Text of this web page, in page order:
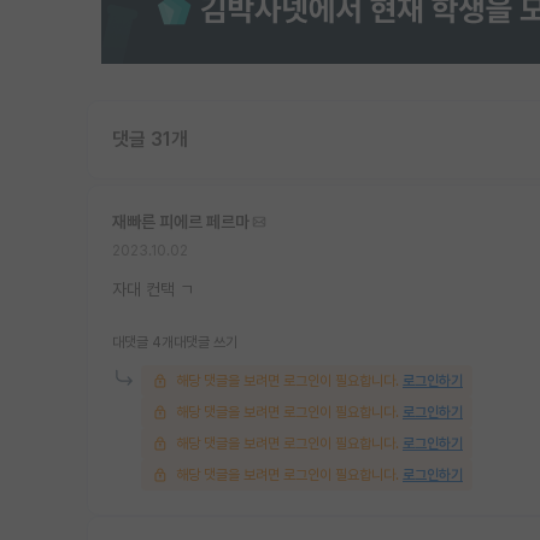
댓글 31개
재빠른 피에르 페르마
자대 컨택 ㄱ
대댓글 4개 대댓글 쓰기
해당 댓글을 보려면 로그인이 필요합니다. 로그인하기
해당 댓글을 보려면 로그인이 필요합니다. 로그인하기
해당 댓글을 보려면 로그인이 필요합니다. 로그인하기
해당 댓글을 보려면 로그인이 필요합니다. 로그인하기